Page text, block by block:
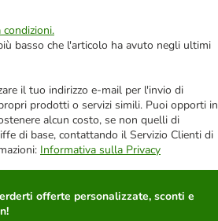
condizioni.
basso che l'articolo ha avuto negli ultimi
il tuo indirizzo e-mail per l'invio di
prodotti o servizi simili. Puoi opporti in
alcun costo, se non quelli di
di base, contattando il Servizio Clienti di
Informativa sulla Privacy
offerte personalizzate, sconti e